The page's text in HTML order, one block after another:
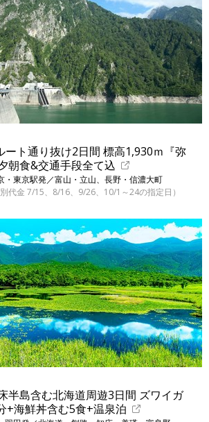
ート通り抜け2日間 標高1,930ｍ『弥
朝食&交通手段全て込
・東京駅発／富山・立山、長野・信濃大町
代金 7/15、8/16、9/26、10/1～24の指定日）
半島含む北海道周遊3日間 ズワイガ
+海鮮丼含む5食+温泉泊